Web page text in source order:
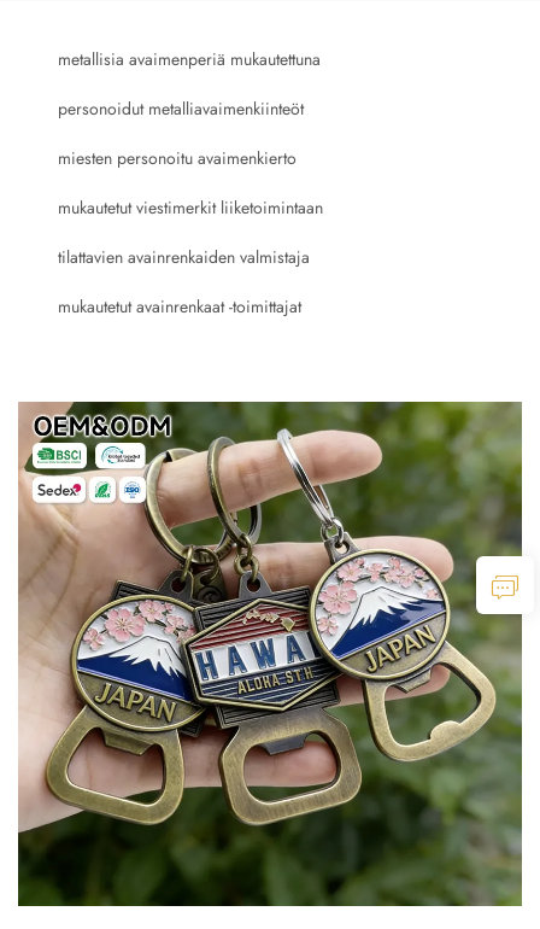
metallisia avaimenperiä mukautettuna
personoidut metalliavaimenkiinteöt
miesten personoitu avaimenkierto
mukautetut viestimerkit liiketoimintaan
tilattavien avainrenkaiden valmistaja
mukautetut avainrenkaat -toimittajat